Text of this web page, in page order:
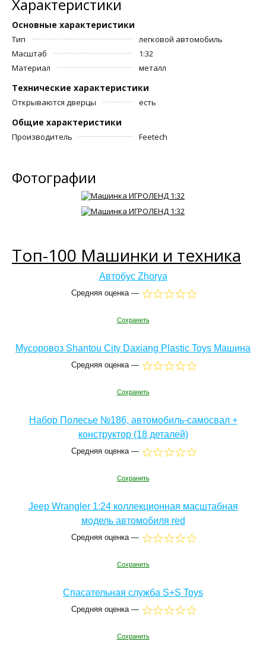
Характеристики
Основные характеристики
Тип
легковой автомобиль
Масштаб
1:32
Материал
металл
Технические характеристики
Открываются дверцы есть
Общие характеристики
Производитель Feetech
Фотографии
Топ-100 Машинки и техника
Автобус Zhorya
Средняя оценка —
Сохранить
Мусоровоз Shantou City Daxiang Plastic Toys Машина
Средняя оценка —
Сохранить
Набор Полесье №186, автомобиль-самосвал +
конструктор (18 деталей)
Средняя оценка —
Сохранить
Jeep Wrangler 1:24 коллекционная масштабная
модель автомобиля red
Средняя оценка —
Сохранить
Спасательная служба S+S Toys
Средняя оценка —
Сохранить